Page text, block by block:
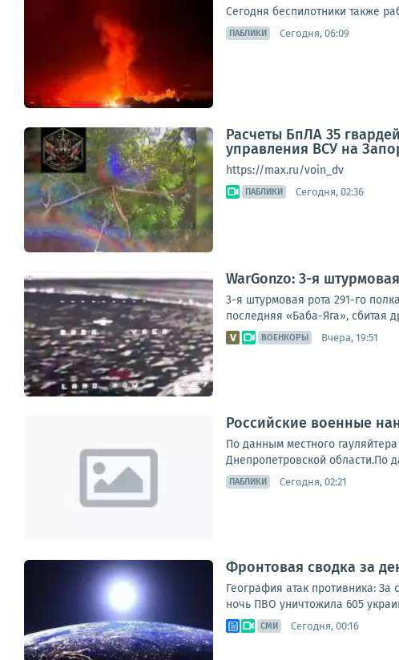
Сегодня беспилотники также
ПАБЛИКИ Сегодня, 06:09
Расчеты БпЛА 35
управления ВСУ на
https://max.ru/voin_dv
ПАБЛИКИ Сегодня, 02:36
WarGonzo: 3-я
3-я штурмовая рота 291-го
последняя «Баба-Яга», сбитая
ВОЕНКОРЫ Вчера, 19:51
Российские военные
По данным местного
Днепропетровской области.По
ПАБЛИКИ Сегодня, 02:21
Фронтовая сводка за
География атак противника:
ночь ПВО уничтожила 605
СМИ Сегодня, 00:16